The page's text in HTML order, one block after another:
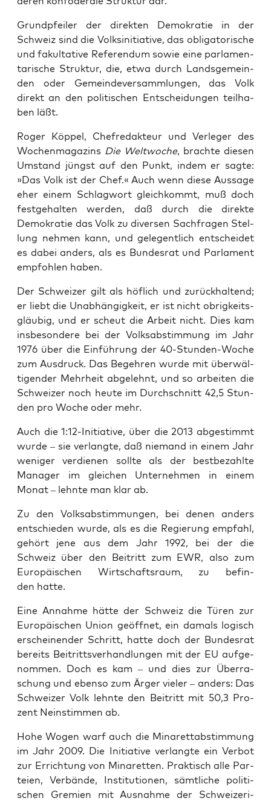
Grund­pfei­ler der direk­ten Demo­kra­tie in der
Schweiz sind die Volks­in­itia­ti­ve, das obli­ga­to­ri­sche
und fakul­ta­ti­ve Refe­ren­dum sowie eine par­la­men­
ta­ri­sche Struk­tur, die, etwa durch Lands­ge­mein­
den oder Gemein­de­ver­samm­lun­gen, das Volk
direkt an den poli­ti­schen Ent­schei­dun­gen teil­ha­
ben läßt.
Roger Köp­pel, Chef­re­dak­teur und Ver­le­ger des
Wochen­ma­ga­zins Die Welt­wo­che, brach­te die­sen
Umstand jüngst auf den Punkt, indem er sag­te:
»Das Volk ist der Chef.« Auch wenn die­se Aus­sa­ge
eher einem Schlag­wort gleich­kommt, muß doch
fest­ge­hal­ten wer­den, daß durch die direk­te
Demo­kra­tie das Volk zu diver­sen Sach­fra­gen Stel­
lung neh­men kann, und gele­gent­lich ent­schei­det
es dabei anders, als es Bun­des­rat und Par­la­ment
emp­foh­len haben.
Der Schwei­zer gilt als höf­lich und zurück­hal­tend;
er liebt die Unab­hän­gig­keit, er ist nicht obrig­keits­
gläu­big, und er scheut die Arbeit nicht. Dies kam
ins­be­son­de­re bei der Volks­ab­stim­mung im Jahr
1976 über die Ein­füh­rung der 40-Stun­den-Woche
zum Aus­druck. Das Begeh­ren wur­de mit über­wäl­
ti­gen­der Mehr­heit abge­lehnt, und so arbei­ten die
Schwei­zer noch heu­te im Durch­schnitt 42,5 Stun­
den pro Woche oder mehr.
Auch die 1:12-Initiative, über die 2013 abge­stimmt
wur­de – sie ver­lang­te, daß nie­mand in einem Jahr
weni­ger ver­die­nen soll­te als der best­be­zahl­te
Mana­ger im glei­chen Unter­neh­men in einem
Monat – lehn­te man klar ab.
Zu den Volks­ab­stim­mun­gen, bei denen anders
ent­schie­den wur­de, als es die Regie­rung emp­fahl,
gehört jene aus dem Jahr 1992, bei der die
Schweiz über den Bei­tritt zum EWR, also zum
Euro­päi­schen Wirt­schafts­raum, zu befin­
den hatte.
Eine Annah­me hät­te der Schweiz die Türen zur
Euro­päi­schen Uni­on geöff­net, ein damals logisch
erschei­nen­der Schritt, hat­te doch der Bun­des­rat
bereits Bei­tritts­ver­hand­lun­gen mit der EU auf­ge­
nom­men. Doch es kam – und dies zur Über­ra­
schung und eben­so zum Ärger vie­ler – anders: Das
Schwei­zer Volk lehn­te den Bei­tritt mit 50,3 Pro­
zent Nein­stim­men ab.
Hohe Wogen warf auch die Mina­rett­ab­stim­mung
im Jahr 2009. Die Initia­ti­ve ver­lang­te ein Ver­bot
zur Errich­tung von Mina­ret­ten. Prak­tisch alle Par­
tei­en, Ver­bän­de, Insti­tu­tio­nen, sämt­li­che poli­ti­
schen Gre­mi­en mit Aus­nah­me der Schwei­ze­ri­